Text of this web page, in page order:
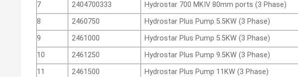
7
2404700333
Hydrostar 700 MKIV 80mm ports (3 Phase)
8
2460750
Hydrostar Plus Pump 5.5KW (3 Phase)
9
2461000
Hydrostar Plus Pump 5.5KW (3 Phase)
10
2461250
Hydrostar Plus Pump 9.5KW (3 Phase)
11
2461500 Hydrostar Plus Pump 11KW (3 Phase)